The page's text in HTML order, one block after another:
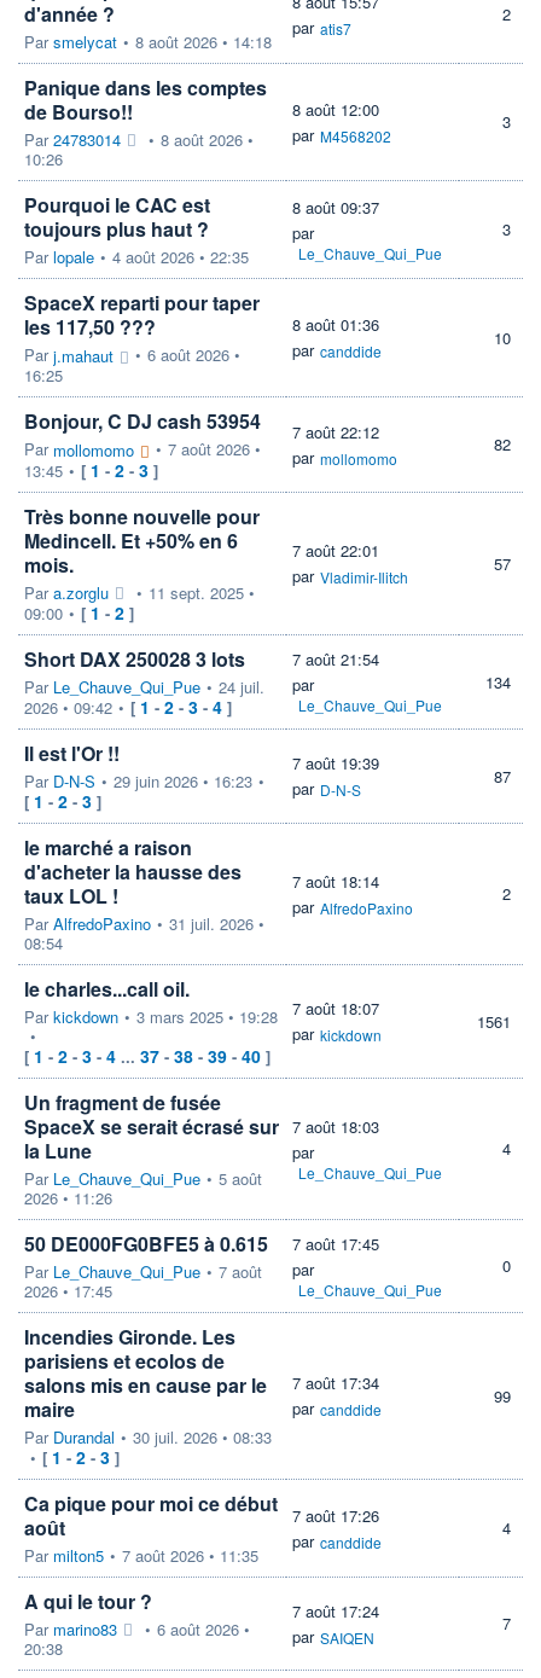
d'année ?
Parsmelycat • 8 août 2026 • 14:18
par atis7
2
Panique dans les comptes
de Bourso!!
Par24783014 • 8 août 2026 •
10:26
8 août 12:00
par M4568202
3
Pourquoi le CAC est
toujours plus haut ?
Parlopale • 4 août 2026 • 22:35
8 août 09:37
par
Le_Chauve_Qui_Pue
3
SpaceX reparti pour taper
les 117,50 ???
Parj.mahaut • 6 août 2026 •
16:25
8 août 01:36
par canddide
10
Bonjour, C DJ cash 53954
Par mollomomo • 7 août 2026 •
13:45 • [ 1 - 2 - 3 ]
7 août 22:12
par mollomomo
82
Très bonne nouvelle pour
Medincell. Et +50% en 6
mois.
Para.zorglu • 11 sept. 2025 •
09:00 • [ 1 - 2 ]
7 août 22:01
par Vladimir-Ilitch
57
Short DAX 250028 3 lots
Par Le_Chauve_Qui_Pue • 24 juil.
2026 • 09:42 • [ 1 - 2 - 3 - 4 ]
7 août 21:54
par
Le_Chauve_Qui_Pue
134
Il est l'Or !!
Par D-N-S • 29 juin 2026 • 16:23 •
[ 1 - 2 - 3 ]
7 août 19:39
par D-N-S
87
le marché a raison
d'acheter la hausse des
taux LOL !
ParAlfredoPaxino • 31 juil. 2026 •
08:54
7 août 18:14
par AlfredoPaxino
2
le charles...call oil.
Parkickdown • 3 mars 2025 • 19:28
•
[ 1 - 2 - 3 - 4 ... 37 - 38 - 39 - 40 ]
7 août 18:07
par kickdown
1561
Un fragment de fusée
SpaceX se serait écrasé sur
la Lune
Par Le_Chauve_Qui_Pue • 5 août
2026 • 11:26
7 août 18:03
par
Le_Chauve_Qui_Pue
4
50 DE000FG0BFE5 à 0.615
Par Le_Chauve_Qui_Pue • 7 août
2026 • 17:45
7 août 17:45
par
Le_Chauve_Qui_Pue
0
Incendies Gironde. Les
parisiens et ecolos de
salons mis en cause par le
maire
Par Durandal • 30 juil. 2026 • 08:33
• [ 1 - 2 - 3 ]
7 août 17:34
par canddide
99
Ca pique pour moi ce début
août
Par milton5 • 7 août 2026 • 11:35
7 août 17:26
par canddide
4
A qui le tour ?
Par marino83 • 6 août 2026 •
20:38
7 août 17:24
par SAIQEN
7